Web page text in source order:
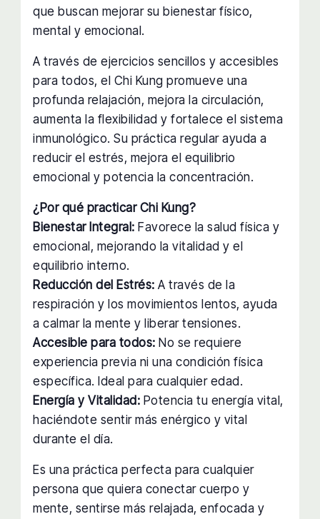
que buscan mejorar su bienestar físico,
mental y emocional.
A través de ejercicios sencillos y accesibles
para todos, el Chi Kung promueve una
profunda relajación, mejora la circulación,
aumenta la flexibilidad y fortalece el sistema
inmunológico. Su práctica regular ayuda a
reducir el estrés, mejora el equilibrio
emocional y potencia la concentración.
¿Por qué practicar Chi Kung?
Bienestar Integral: Favorece la salud física y
emocional, mejorando la vitalidad y el
equilibrio interno.
Reducción del Estrés: A través de la
respiración y los movimientos lentos, ayuda
a calmar la mente y liberar tensiones.
Accesible para todos: No se requiere
experiencia previa ni una condición física
específica. Ideal para cualquier edad.
Energía y Vitalidad: Potencia tu energía vital,
haciéndote sentir más enérgico y vital
durante el día.
Es una práctica perfecta para cualquier
persona que quiera conectar cuerpo y
mente, sentirse más relajada, enfocada y